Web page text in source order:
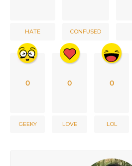
HATE CONFUSED
0
GEEKY
0
LOVE
0
LOL